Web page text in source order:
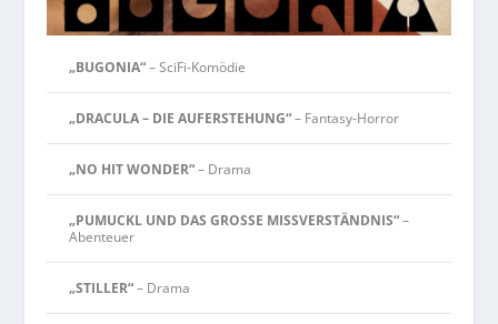
„BUGONIA“– SciFi-Komödie
„DRACULA – DIE AUFERSTEHUNG“– Fantasy-Horror
„NO HIT WONDER“– Drama
„PUMUCKL UND DAS GROSSE MISSVERSTÄNDNIS“–
Abenteuer
„STILLER“– Drama